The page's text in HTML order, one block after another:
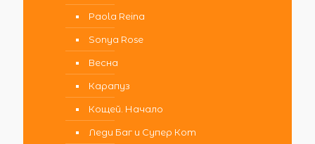
Paola Reina
Sonya Rose
Весна
Карапуз
Кощей. Начало
Леди Баг и Супер Кот